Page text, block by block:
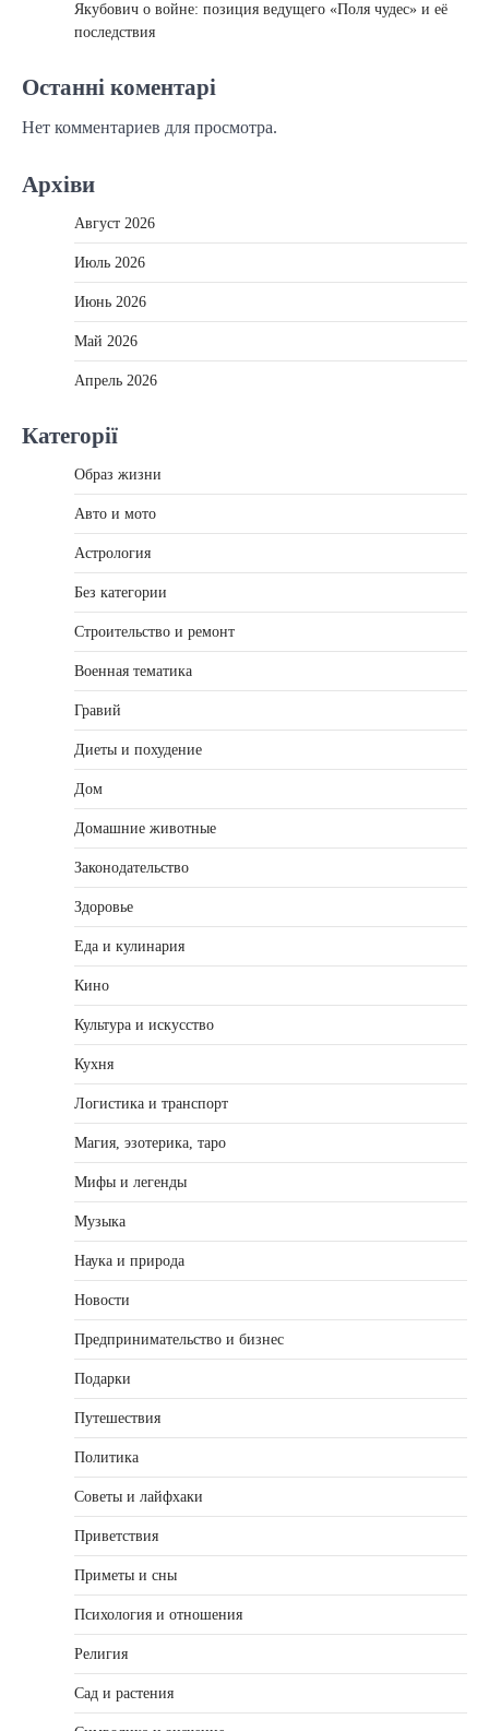
Якубович о войне: позиция ведущего «Поля чудес» и её
последствия
Останні коментарі
Нет комментариев для просмотра.
Архіви
Август 2026
Июль 2026
Июнь 2026
Май 2026
Апрель 2026
Категорії
Образ жизни
Авто и мото
Астрология
Без категории
Строительство и ремонт
Военная тематика
Гравий
Диеты и похудение
Дом
Домашние животные
Законодательство
Здоровье
Еда и кулинария
Кино
Культура и искусство
Кухня
Логистика и транспорт
Магия, эзотерика, таро
Мифы и легенды
Музыка
Наука и природа
Новости
Предпринимательство и бизнес
Подарки
Путешествия
Политика
Советы и лайфхаки
Приветствия
Приметы и сны
Психология и отношения
Религия
Сад и растения